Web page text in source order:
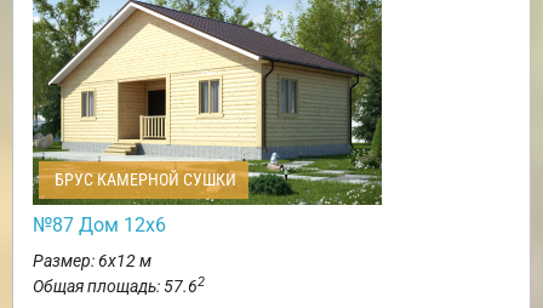
БРУС КАМЕРНОЙ СУШКИ
№87 Дом 12х6
Размер: 6х12 м
Общая площадь: 57.62